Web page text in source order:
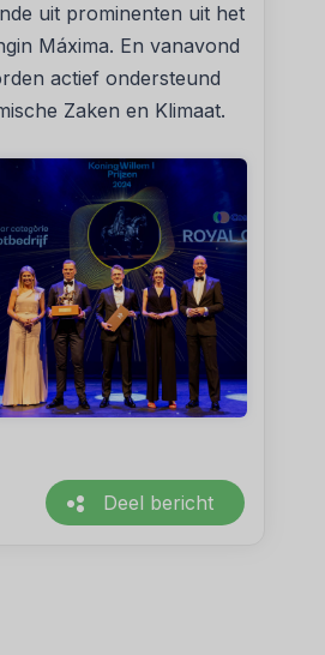
uit prominenten uit het
Máxima. En vanavond
actief ondersteund
Zaken en Klimaat.
Deel bericht